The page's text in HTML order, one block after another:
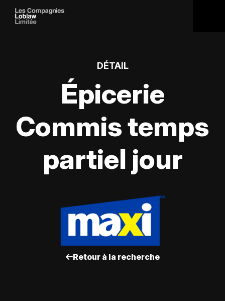
DÉTAIL
Épicerie
Commis temps
partiel jour
Retour à la recherche